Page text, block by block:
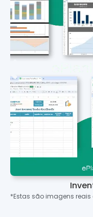
*Estas são imagens